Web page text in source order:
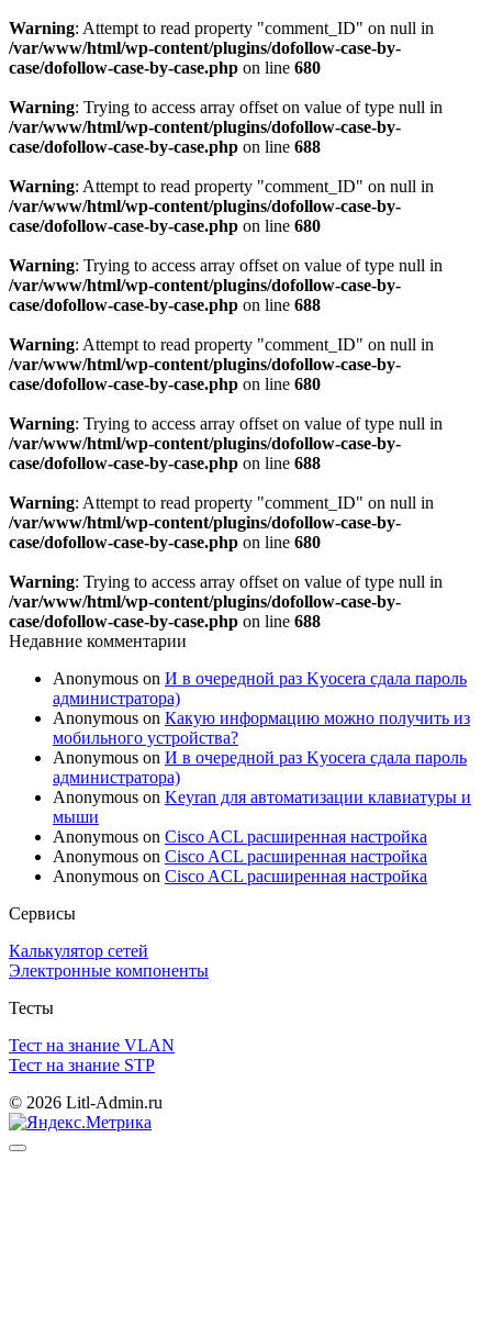
Warning: Attempt to read property "comment_ID" on null in
/var/www/html/wp-content/plugins/dofollow-case-by-
case/dofollow-case-by-case.php on line 680
Warning: Trying to access array offset on value of type null in
/var/www/html/wp-content/plugins/dofollow-case-by-
case/dofollow-case-by-case.php on line 688
Warning: Attempt to read property "comment_ID" on null in
/var/www/html/wp-content/plugins/dofollow-case-by-
case/dofollow-case-by-case.php on line 680
Warning: Trying to access array offset on value of type null in
/var/www/html/wp-content/plugins/dofollow-case-by-
case/dofollow-case-by-case.php on line 688
Warning: Attempt to read property "comment_ID" on null in
/var/www/html/wp-content/plugins/dofollow-case-by-
case/dofollow-case-by-case.php on line 680
Warning: Trying to access array offset on value of type null in
/var/www/html/wp-content/plugins/dofollow-case-by-
case/dofollow-case-by-case.php on line 688
Warning: Attempt to read property "comment_ID" on null in
/var/www/html/wp-content/plugins/dofollow-case-by-
case/dofollow-case-by-case.php on line 680
Warning: Trying to access array offset on value of type null in
/var/www/html/wp-content/plugins/dofollow-case-by-
case/dofollow-case-by-case.php on line 688
Недавние комментарии
Anonymous on И в очередной раз Kyocera сдала пароль
администратора)
Anonymous on Какую информацию можно получить из
мобильного устройства?
Anonymous on И в очередной раз Kyocera сдала пароль
администратора)
Anonymous on Keyran для автоматизации клавиатуры и
мыши
Anonymous on Cisco ACL расширенная настройка
Anonymous on Cisco ACL расширенная настройка
Anonymous on Cisco ACL расширенная настройка
Сервисы
Калькулятор сетей
Электронные компоненты
Тесты
Тест на знание VLAN
Тест на знание STP
© 2026 Litl-Admin.ru